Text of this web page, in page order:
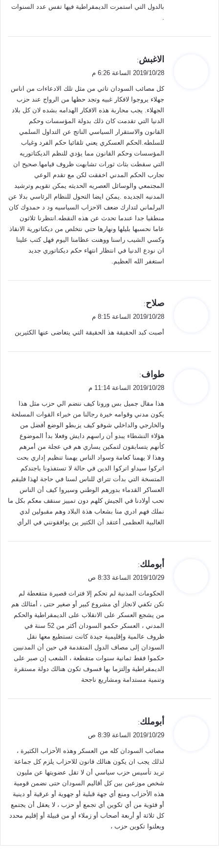
بالدول التي استمرت الديمقراطية فيها تفس عدد السنوات
ي
ل
الاغبش:
2019/10/28 الساعة 6:26 م
كل مصائب السودان تاتي من مثل تلك الادعاءات من اناس
جهلاء يروجوا لافكار غبيه وتجد حظها من الرواج عند حزب
الجهلاء. يجب محاربة هذه الافكار الهدامه بشده لان كل بلاد
الدنيا التي تقدمت كان ذلك بدولة المؤسسات وحكم
القانون والاستقرار السياسي الناتج عن التداول السلمي
للسلطه.الحكم العسكري يعني تلقائيا حكم الفرد وغياب
المؤسسات وحكم القانون مما يؤدي للنظم الديكتاتوريه
التي سقطت بثاث ثورات تشابهت ظروف قيامها.صحيح ان
تجارب الحكم المدني اخفقت لكن مع تقدم الوعي
المجتمعي والوسائل العصريه الحديثه يمكن تقويم وترشيد
المدنيه الجديده .يمكن ايضا التحول للنظام الرئاسي بدلا عن
البرلماني لتدارك ضعف الاحزاب السياسيه ود د حمدوك كان
منطقيا جدا عندما تحدث عن هذه النقطه.انتظرنا ثلاثون
عاما نحسبها بليلها ونهارها حتي نتخلص من ديكتاتورية الانقاذ
وكسي الشيب راسنا ووهنت عظامنا اليوم فهل كتب علينا
ان نودع الدنيا في انتظار انتهاء حكم ديكتاتوري جديد
استغفر الله العظيم.
ي
ل
صلاح:
2019/10/28 الساعة 8:15 م
أصبت كبد الحقيقة هذ الحقيقة التي يتغاضى عنها الكثيرين
ي
ل
طواف:
2019/10/28 الساعة 11:14 م
هذا مقال جميل بس ورونا كيف ننضم الي حزب مثل هذا
يكون مدني وقوامه خيرة رجالنا من خبراء القوات المسلحة
والخارجي والداخلي شوفو كيف يزبطو الوضع أفضل من
هؤلاء النشطاء يبدو أن راسهم دايش وفعلا بدأ الموضوع
كأنهم يتسابقون لتمكين يساري هم في عجلة من أمرهم
وهذا لا يهمنا كعامة وسواد الناس يهمنا تنظيم إداري بحت
اتركوا سيداو اتركوا الدين في حالة لا تستفذونا باجندكم
المتسخة التي بدأت تتراي للناس لسنا في حاجة لهذا فليقم
العساكر القدماء بدورهم الوطني وسيروا كيف أن الناس
تحب أولادنا في الجيش كلهم دون تمييز سنقف معكم بكل ما
نملك فهم ادري منا بشعاب هذة البلاد وهم مقبولين لدي
الغالبية العظمى أعتقد أن الكتير ين يوافقونني في الرأي
ي
ل
أبوملك:
2019/10/29 الساعة 8:33 ص
الحكومات المدنية لم تحكم إلا فترات قصيرة متقعطة لم
تكن تكفي لانجاز أي مشروع كبير أو صغير حتى ، أمثالك هم
من يشجع العسكر على الانقلاب على الديمقراطية والحكم
المدني ، العسكر حكمو السودان أكثر من 52 سنة في
ظروف عالمية وإقليمية جيدة كانت تستطيع معها نقل
السودان إلى مصاف الدول المتقدمة في حين أن المدنيين
حكموا فقط ثمانية سنوات متقطعة ، الشعب إن صبر على
الديمقراطية وإلتزما بها فسوف تكون هنالك دولة مستقرة
وتنمية مستدامة ومشاريع ناجحة
ي
ل
أبوملك:
2019/10/29 الساعة 8:39 ص
مصائب السودان كله من العسكر وهذه الأحزاب الكثيرة ،
لذلك يجب ان يكون هنالك قانون للاحزاب يلزم كل جماعة
تريد تأسيس حزب سياسي أن لا تقل عضويتها عن مليون
شخص موزعين بين كل أقاليم السودان حتى نضمن قومية
هذه الأحزاب ومنع أي جهة قبلية أو جهوية أو عرقية أو دينية
أو فئوية من أي تكوين أي تجمع أو حزب ، لا يعقل أن يجتمع
كل ثلاثة أو أربعة أصحاب أو زملاء أو من قبيلة أو إقليم محدد
ويعلنوا تكوين حزب ،